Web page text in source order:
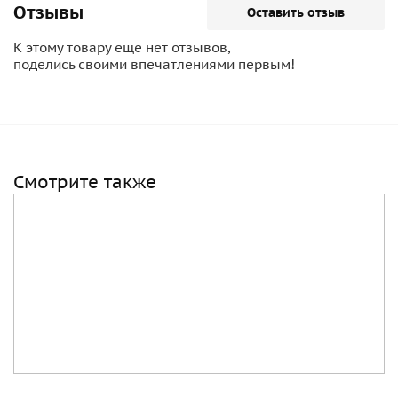
Отзывы Оставить отзыв
К этому товару еще нет отзывов,
поделись своими впечатлениями первым!
Смотрите также